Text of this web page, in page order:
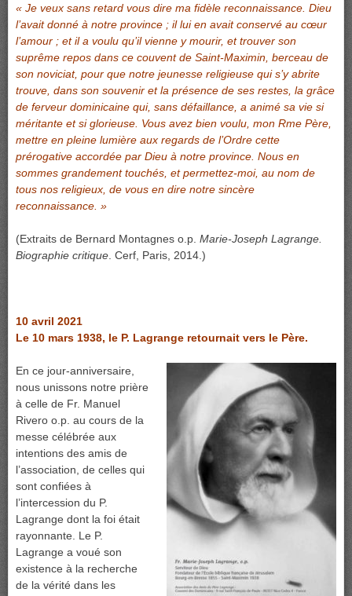
« Je veux sans retard vous dire ma fidèle reconnaissance. Dieu
l’avait donné à notre province ; il lui en avait conservé au cœur
l’amour ; et il a voulu qu’il vienne y mourir, et trouver son
suprême repos dans ce couvent de Saint-Maximin, berceau de
son noviciat, pour que notre jeunesse religieuse qui s’y abrite
trouve, dans son souvenir et la présence de ses restes, la grâce
de ferveur dominicaine qui, sans défaillance, a animé sa vie si
méritante et si glorieuse. Vous avez bien voulu, mon Rme Père,
mettre en pleine lumière aux regards de l’Ordre cette
prérogative accordée par Dieu à notre province. Nous en
sommes grandement touchés, et permettez-moi, au nom de
tous nos religieux, de vous en dire notre sincère
reconnaissance. »
(Extraits de Bernard Montagnes o.p. Marie-Joseph Lagrange.
Biographie critique . Cerf, Paris, 2014.)
10 avril 2021
Le 10 mars 1938, le P. Lagrange retournait vers le Père.
En ce jour-anniversaire,
nous unissons notre prière
à celle de Fr. Manuel
Rivero o.p. au cours de la
messe célébrée aux
intentions des amis de
l’association, de celles qui
sont confiées à
l’intercession du P.
Lagrange dont la foi était
rayonnante. Le P.
Lagrange a voué son
existence à la recherche
de la vérité dans les